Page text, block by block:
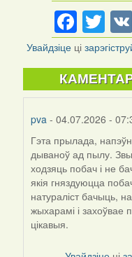
Увайдзіце ці
pva - 04.07.2026 -
Гэта прылада,
дываноў ад пылу.
ходзяць побач і не
якія гняздуюцца
натураліст бачыць,
жыхарамі і захоўвае
цікавыя.